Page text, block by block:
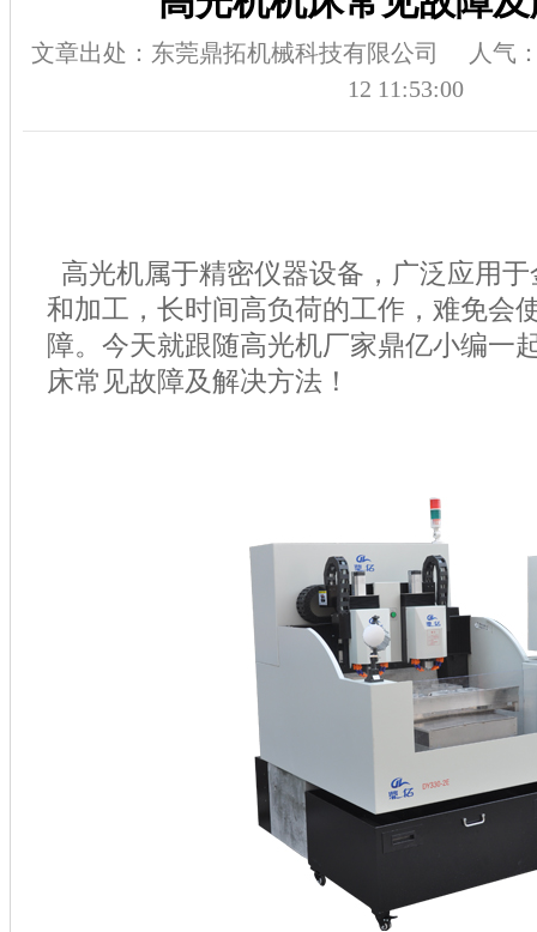
文章出处：东莞鼎拓机械科技有限公司
人气
12 11:53:00
高光机属于精密仪器设备，广泛应用
和加工，长时间高负荷的工作，难免会
障。今天就跟随高光机厂家鼎亿小编一
床常见故障及解决方法！